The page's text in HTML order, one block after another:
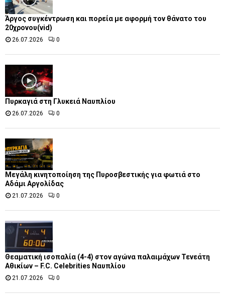
Άργος συγκέντρωση και πορεία με αφορμή τον θάνατο του
20χρονου(vid)
26.07.2026 0
Πυρκαγιά στη Γλυκειά Ναυπλίου
26.07.2026 0
Μεγάλη κινητοποίηση της Πυροσβεστικής για φωτιά στο
Αδάμι Αργολίδας
21.07.2026 0
Θεαματική ισοπαλία (4-4) στον αγώνα παλαιμάχων Τενεάτη
Αθικίων – F.C. Celebrities Ναυπλίου
21.07.2026 0